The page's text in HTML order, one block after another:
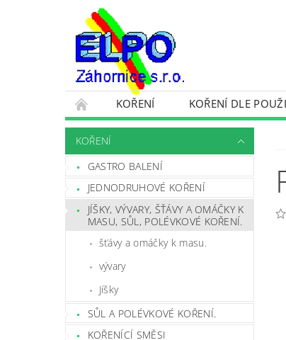
KOŘENÍ KOŘENÍ DLE
OCHRANA OSOBNÍCH ÚDAJŮ A
KOŘENÍ
GASTRO BALENÍ
JEDNODRUHOVÉ KOŘENÍ
JÍŠKY, VÝVARY, ŠŤÁVY A OMÁČKY K
MASU, SŮL, POLÉVKOVÉ KOŘENÍ.
šťávy a omáčky k masu.
vývary
Jíšky
SŮL A POLÉVKOVÉ KOŘENÍ.
KOŘENÍCÍ SMĚSI